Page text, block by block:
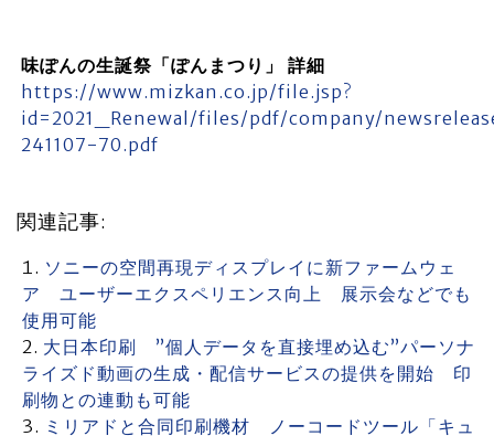
味ぽんの生誕祭「ぽんまつり」 詳細
https://www.mizkan.co.jp/file.jsp?
id=2021_Renewal/files/pdf/company/
241107-70.pdf
関連記事:
ソニーの空間再現ディスプレイに新ファームウェ
ア ユーザーエクスペリエンス向上 展示会などでも
使用可能
大日本印刷 ”個人データを直接埋め込む”パーソナ
ライズド動画の生成・配信サービスの提供を開始 印
刷物との連動も可能
ミリアドと合同印刷機材 ノーコードツール「キュ